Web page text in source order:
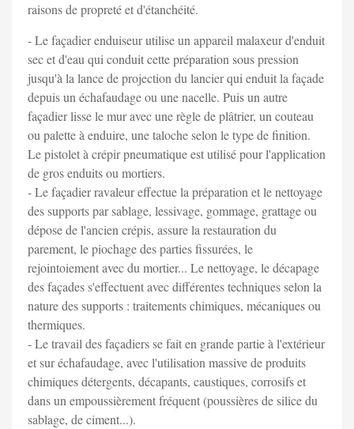
raisons de propreté et d'étanchéité.
- Le façadier enduiseur utilise un appareil malaxeur d'enduit
sec et d'eau qui conduit cette préparation sous pression
jusqu'à la lance de projection du lancier qui enduit la façade
depuis un échafaudage ou une nacelle. Puis un autre
façadier lisse le mur avec une règle de plâtrier, un couteau
ou palette à enduire, une taloche selon le type de finition.
Le pistolet à crépir pneumatique est utilisé pour l'application
de gros enduits ou mortiers.
- Le façadier ravaleur effectue la préparation et le nettoyage
des supports par sablage, lessivage, gommage, grattage ou
dépose de l'ancien crépis, assure la restauration du
parement, le piochage des parties fissurées, le
rejointoiement avec du mortier... Le nettoyage, le décapage
des façades s'effectuent avec différentes techniques selon la
nature des supports : traitements chimiques, mécaniques ou
thermiques.
- Le travail des façadiers se fait en grande partie à l'extérieur
et sur échafaudage, avec l'utilisation massive de produits
chimiques détergents, décapants, caustiques, corrosifs et
dans un empoussièrement fréquent (poussières de silice du
sablage, de ciment...).